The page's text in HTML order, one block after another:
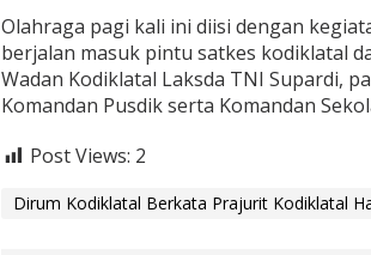
a
m
a
a
d
n
Olahraga pagi kali ini diisi dengan
berjalan masuk pintu satkes kodiklatal
Wadan Kodiklatal Laksda TNI Supardi,
Komandan Pusdik serta Komandan
Post Views: 2
Dirum Kodiklatal Berkata Prajurit Kodiklatal